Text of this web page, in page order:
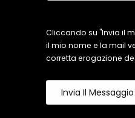
Cliccando su "Invia il
il mio nome e la mail
corretta erogazione
Invia Il Messaggio